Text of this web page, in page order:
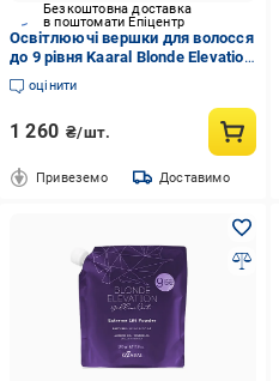
Безкоштовна доставка
в поштомати Епіцентр
Освітлюючі вершки для волосся
до 9 рiвня Kaaral Blonde Elevation
Charcoal Black Cream Lightener
250 мл
оцінити
1 260 ₴/шт.
Привеземо Доставимо